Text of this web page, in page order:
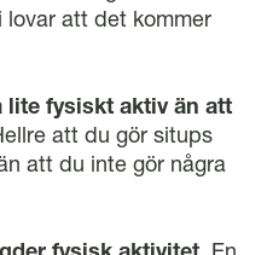
att det kommer
lite fysiskt aktiv än att
att du gör situps
att du inte gör några